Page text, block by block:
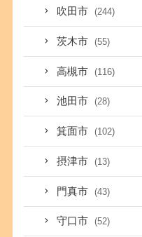
吹田市 (244)
茨木市 (55)
高槻市 (116)
池田市 (28)
箕面市 (102)
摂津市 (13)
門真市 (43)
守口市 (52)